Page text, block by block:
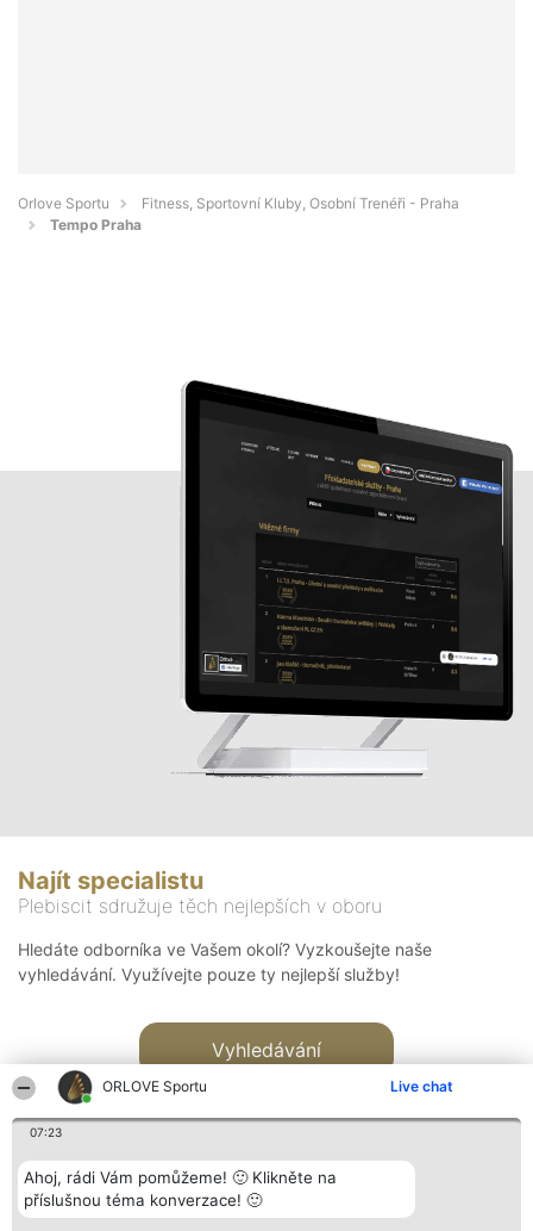
ORLOVE Sportu Live chat
07:23
Ahoj, rádi Vám pomůžeme! 🙂 Klikněte na
příslušnou téma konverzace! 🙂
Orlove Sportu
Fitness, Sportovní Kluby, Osobní Trenéři - Praha
Tempo Praha
Najít specialistu
Plebiscit sdružuje těch nejlepších v oboru
Hledáte odborníka ve Vašem okolí? Vyzkoušejte naše
vyhledávání. Využívejte pouze ty nejlepší služby!
Vyhledávání